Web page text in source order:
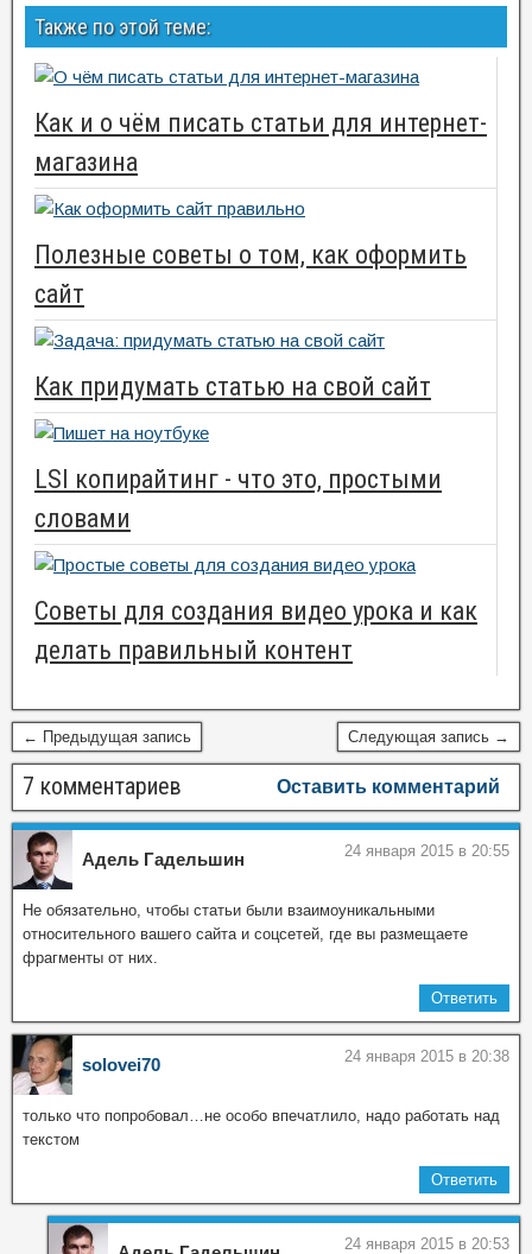
Также по этой теме:
Как и о чём писать статьи для интернет-
магазина
Полезные советы о том, как оформить
сайт
Как придумать статью на свой сайт
LSI копирайтинг - что это, простыми
словами
Советы для создания видео урока и как
делать правильный контент
← Предыдущая запись Следующая запись →
7 комментариев Оставить комментарий
Адель Гадельшин 24 января 2015 в 20:55
Не обязательно, чтобы статьи были взаимоуникальными
относительного вашего сайта и соцсетей, где вы размещаете
фрагменты от них.
Ответить
solovei70 24 января 2015 в 20:38
только что попробовал…не особо впечатлило, надо работать над
текстом
Ответить
24 января 2015 в 20:53